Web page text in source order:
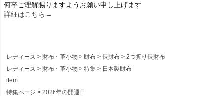
何卒ご理解賜りますようお願い申し上げます
詳細はこちら→
レディース 財布・革小物 財布 長財布
2つ折り長財布
レディース
財布・革小物 特集
日本製財布
item
特集ページ
2026年の開運日